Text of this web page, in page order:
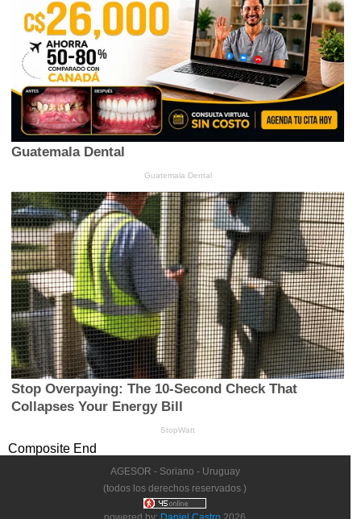
Composite End
AGESOR - Soriano - Uruguay
(todos los derechos reservados )